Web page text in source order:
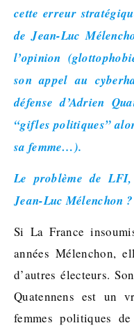
cette erreur
de Jean-Luc
l’opinion
son appel au
défense d’Adrien
“gifles politiques”
sa femme…).
Le problème de LFI,
Jean-Luc Mélenchon ?
Si La France
années Mélenchon,
d’autres électeurs.
Quatennens est un
femmes politiques